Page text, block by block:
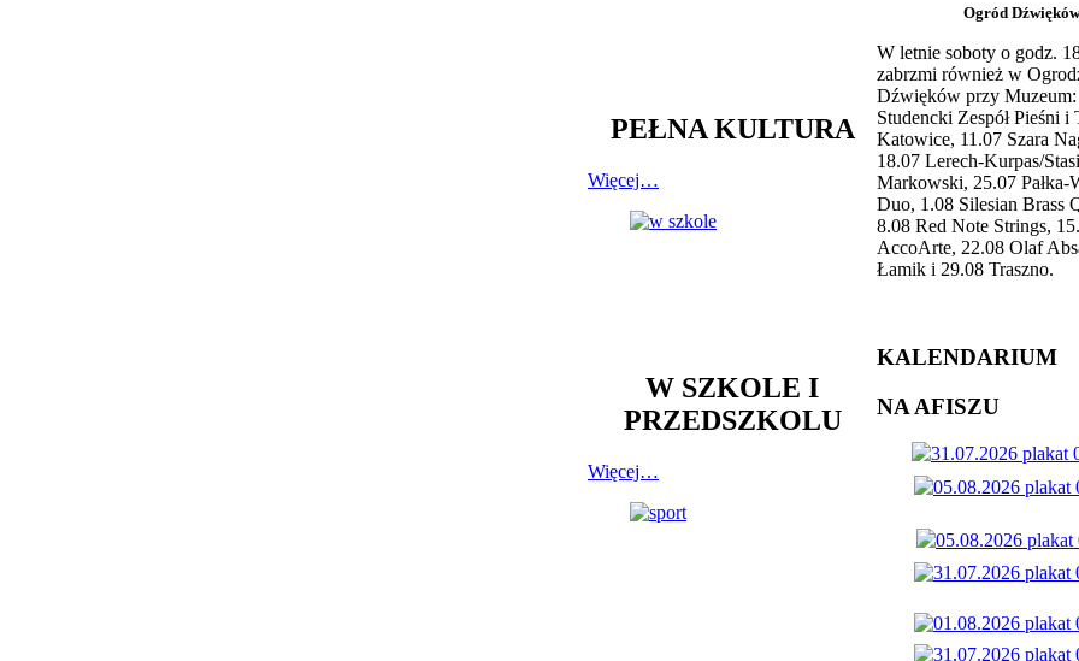
PEŁNA KULTURA
Więcej…
W SZKOLE I
PRZEDSZKOLU
Więcej…
Ogród Dźwięków
W letnie soboty o godz.
zabrzmi również w
Dźwięków przy
Studencki Zespół Pieśni i
Katowice, 11.07 Szara
18.07 Lerech-Kurpas/
Markowski, 25.07 Pałka-
Duo, 1.08 Silesian Brass
8.08 Red Note Strings,
AccoArte, 22.08 Olaf
Łamik i 29.08 Traszno.
KALENDARIUM
NA AFISZU